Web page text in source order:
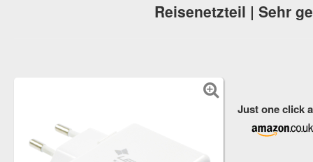
Reisenetzteil | Sehr
Just one click